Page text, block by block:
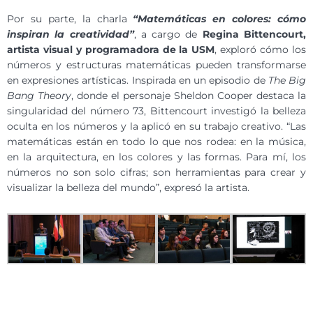
Por su parte, la charla “Matemáticas en colores: cómo
inspiran la creatividad”, a cargo de Regina Bittencourt,
artista visual y programadora de la USM, exploró cómo los
números y estructuras matemáticas pueden transformarse
en expresiones artísticas. Inspirada en un episodio de The Big
Bang Theory, donde el personaje Sheldon Cooper destaca la
singularidad del número 73, Bittencourt investigó la belleza
oculta en los números y la aplicó en su trabajo creativo. “Las
matemáticas están en todo lo que nos rodea: en la música,
en la arquitectura, en los colores y las formas. Para mí, los
números no son solo cifras; son herramientas para crear y
visualizar la belleza del mundo”, expresó la artista.